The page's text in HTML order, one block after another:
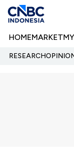
HOMEMARKET
RESEARCH